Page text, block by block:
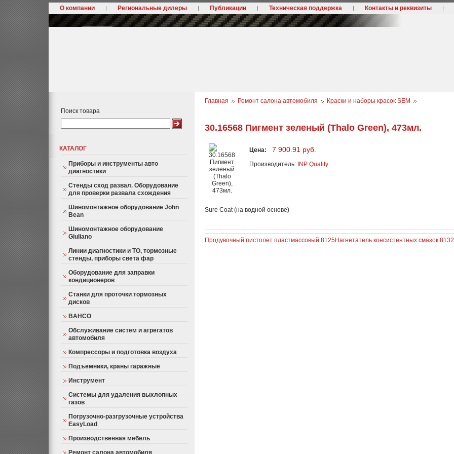
О компании Региональные дилеры Публикации Техническая поддержка Контакты и реквизиты
Поиск товара
КАТАЛОГ
Приборы и инструменты авто
диагностики
Стенды сход развал. Оборудование
для проверки развала схождения
Шиномонтажное оборудование John
Bean
Шиномонтажное оборудование
Giuliano
Линии диагностики и ТО, тормозные
стенды, приборы света фар
Оборудование для заправки
кондиционеров
Станки для проточки тормозных
дисков
BAHCO
Обслуживание систем и агрегатов
автомобиля
Компрессоры и подготовка воздуха
Подъемники, краны гаражные
Инструмент
Системы для удаления выхлопных
газов
Погрузочно-разгрузочные устройства
EasyLoad
Производственная мебель
Ремонт салона автомобиля
Главная Ремонт салона автомобиля Краски и наборы красок SEM
30.16568 Пигмент зеленый (Thalo Green), 473мл.
Цена: 7 900.91 руб.
Производитель: INP Quality
Sure Coat (на водной основе)
Продувочный пистолет пластмассовый 8125Нагнетатель консистентных смазок 8132